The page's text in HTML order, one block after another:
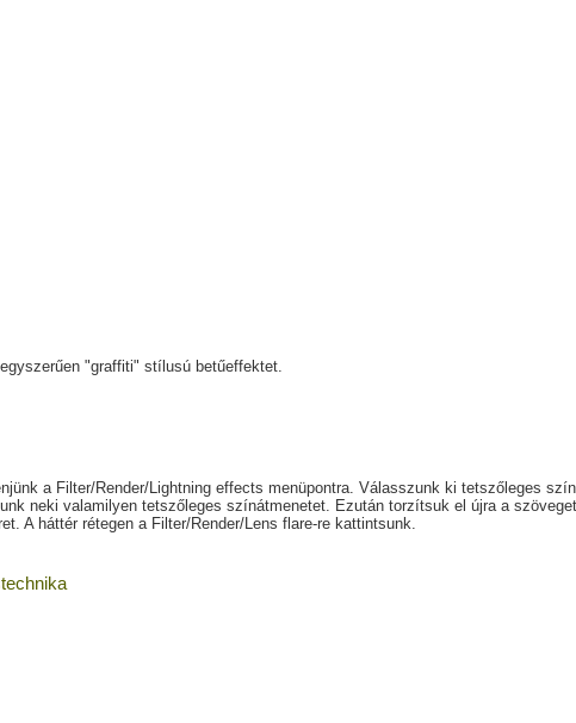
"graffiti" stílusú betűeffektet.
a Filter/Render/Lightning effects menüpontra. Válasszunk ki tetszőleges
neki valamilyen tetszőleges színátmenetet. Ezután torzítsuk el újra a
A háttér rétegen a Filter/Render/Lens flare-re kattintsunk.